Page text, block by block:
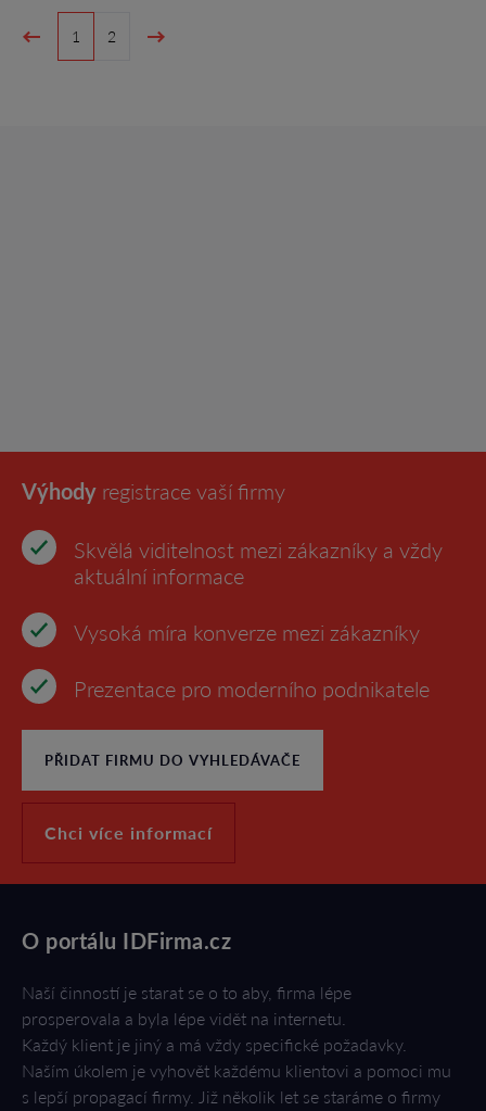
1 2
Výhody registrace vaší firmy
Skvělá viditelnost mezi zákazníky a vždy
aktuální informace
Vysoká míra konverze mezi zákazníky
Prezentace pro moderního podnikatele
PŘIDAT FIRMU DO VYHLEDÁVAČE
Chci více informací
O portálu IDFirma.cz
Naší činností je starat se o to aby, firma lépe
prosperovala a byla lépe vidět na internetu.
Každý klient je jiný a má vždy specifické požadavky.
Naším úkolem je vyhovět každému klientovi a pomoci mu
s lepší propagací firmy. Již několik let se staráme o firmy